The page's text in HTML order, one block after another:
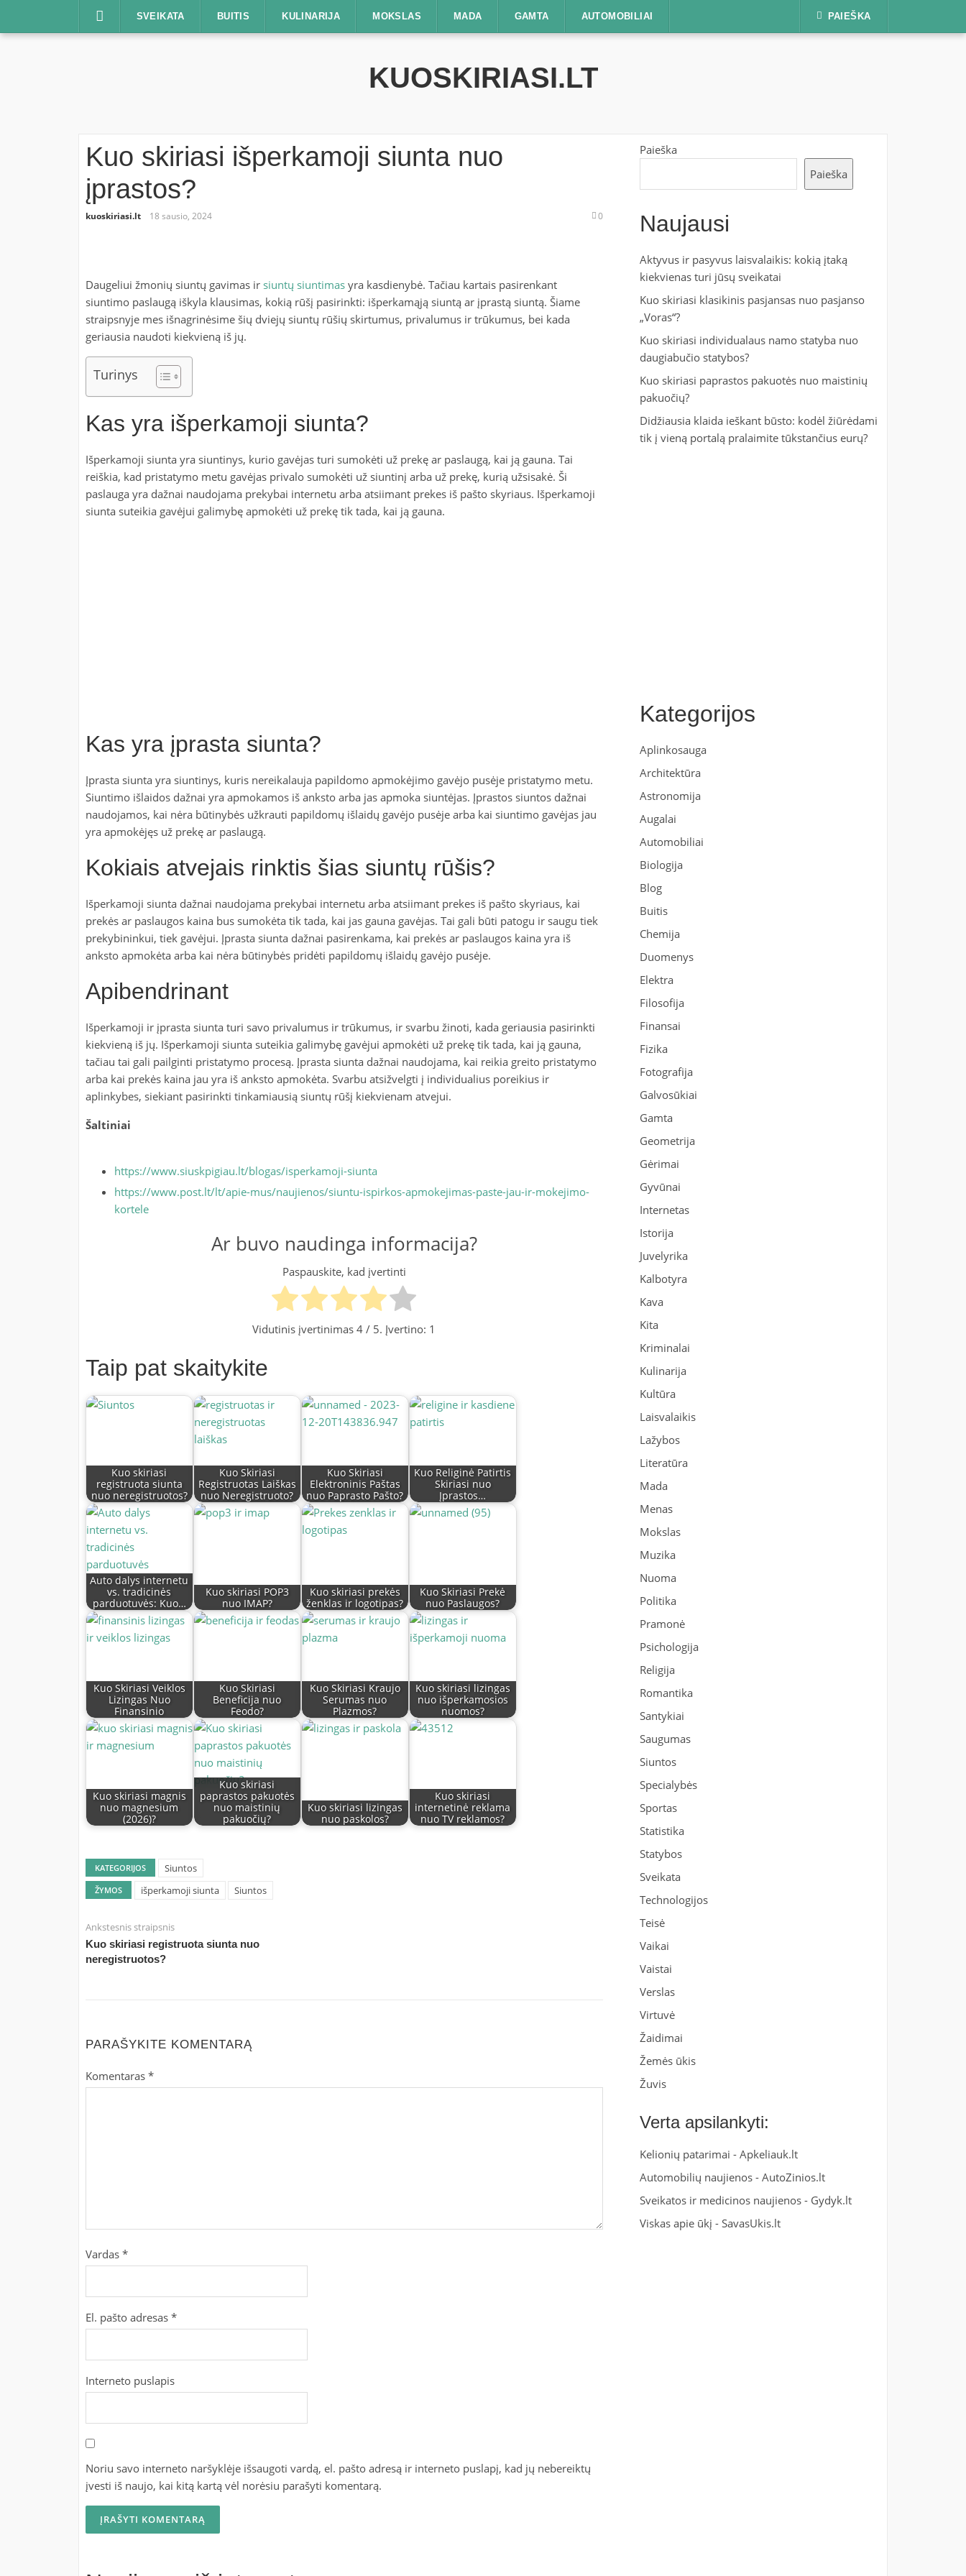
SVEIKATA BUITIS KULINARIJA MOKSLAS MADA GAMTA AUTOMOBILIAI PAIEŠKA
KUOSKIRIASI.LT
Kuo skiriasi išperkamoji siunta nuo
įprastos?
kuoskiriasi.lt 18 sausio, 2024 0
Daugeliui žmonių siuntų gavimas ir siuntų siuntimasyra kasdienybė. Tačiau kartais pasirenkant
siuntimo paslaugą iškyla klausimas, kokią rūšį pasirinkti: išperkamąją siuntą ar įprastą siuntą. Šiame
straipsnyje mes išnagrinėsime šių dviejų siuntų rūšių skirtumus, privalumus ir trūkumus, bei kada
geriausia naudoti kiekvieną iš jų.
Turinys
Kas yra išperkamoji siunta?
Išperkamoji siunta yra siuntinys, kurio gavėjas turi sumokėti už prekę ar paslaugą, kai ją gauna. Tai
reiškia, kad pristatymo metu gavėjas privalo sumokėti už siuntinį arba už prekę, kurią užsisakė. Ši
paslauga yra dažnai naudojama prekybai internetu arba atsiimant prekes iš pašto skyriaus. Išperkamoji
siunta suteikia gavėjui galimybę apmokėti už prekę tik tada, kai ją gauna.
Kas yra įprasta siunta?
Įprasta siunta yra siuntinys, kuris nereikalauja papildomo apmokėjimo gavėjo pusėje pristatymo metu.
Siuntimo išlaidos dažnai yra apmokamos iš anksto arba jas apmoka siuntėjas. Įprastos siuntos dažnai
naudojamos, kai nėra būtinybės užkrauti papildomų išlaidų gavėjo pusėje arba kai siuntimo gavėjas jau
yra apmokėjęs už prekę ar paslaugą.
Kokiais atvejais rinktis šias siuntų rūšis?
Išperkamoji siunta dažnai naudojama prekybai internetu arba atsiimant prekes iš pašto skyriaus, kai
prekės ar paslaugos kaina bus sumokėta tik tada, kai jas gauna gavėjas. Tai gali būti patogu ir saugu tiek
prekybininkui, tiek gavėjui. Įprasta siunta dažnai pasirenkama, kai prekės ar paslaugos kaina yra iš
anksto apmokėta arba kai nėra būtinybės pridėti papildomų išlaidų gavėjo pusėje.
Apibendrinant
Išperkamoji ir įprasta siunta turi savo privalumus ir trūkumus, ir svarbu žinoti, kada geriausia pasirinkti
kiekvieną iš jų. Išperkamoji siunta suteikia galimybę gavėjui apmokėti už prekę tik tada, kai ją gauna,
tačiau tai gali pailginti pristatymo procesą. Įprasta siunta dažnai naudojama, kai reikia greito pristatymo
arba kai prekės kaina jau yra iš anksto apmokėta. Svarbu atsižvelgti į individualius poreikius ir
aplinkybes, siekiant pasirinkti tinkamiausią siuntų rūšį kiekvienam atvejui.
Šaltiniai
https://www.siuskpigiau.lt/blogas/isperkamoji-siunta
https://www.post.lt/lt/apie-mus/naujienos/siuntu-ispirkos-apmokejimas-paste-jau-ir-mokejimo-
kortele
Ar buvo naudinga informacija?
Paspauskite, kad įvertinti
Vidutinis įvertinimas4 / 5. Įvertino: 1
Taip pat skaitykite
Kuo skiriasi
registruota siunta
nuo neregistruotos?
Kuo Skiriasi
Registruotas Laiškas
nuo Neregistruoto?
Kuo Skiriasi
Elektroninis Paštas
nuo Paprasto Pašto?
Kuo Religinė Patirtis
Skiriasi nuo
Įprastos…
Auto dalys internetu
vs. tradicinės
parduotuvės: Kuo…
Kuo skiriasi POP3
nuo IMAP?
Kuo skiriasi prekės
ženklas ir logotipas?
Kuo Skiriasi Prekė
nuo Paslaugos?
Kuo Skiriasi Veiklos
Lizingas Nuo
Finansinio
Kuo Skiriasi
Beneficija nuo
Feodo?
Kuo Skiriasi Kraujo
Serumas nuo
Plazmos?
Kuo skiriasi lizingas
nuo išperkamosios
nuomos?
Kuo skiriasi magnis
nuo magnesium
(2026)?
Kuo skiriasi
paprastos pakuotės
nuo maistinių
pakuočių?
Kuo skiriasi lizingas
nuo paskolos?
Kuo skiriasi
internetinė reklama
nuo TV reklamos?
KATEGORIJOS Siuntos
ŽYMOS išperkamoji siunta Siuntos
Ankstesnis straipsnis
Kuo skiriasi registruota siunta nuo
neregistruotos?
PARAŠYKITE KOMENTARĄ
Komentaras *
Vardas *
El. pašto adresas *
Interneto puslapis
Noriu savo interneto naršyklėje išsaugoti vardą, el. pašto adresą ir interneto puslapį, kad jų nebereiktų
įvesti iš naujo, kai kitą kartą vėl norėsiu parašyti komentarą.
Paieška
Paieška
Naujausi
Aktyvus ir pasyvus laisvalaikis: kokią įtaką
kiekvienas turi jūsų sveikatai
Kuo skiriasi klasikinis pasjansas nuo pasjanso
„Voras“?
Kuo skiriasi individualaus namo statyba nuo
daugiabučio statybos?
Kuo skiriasi paprastos pakuotės nuo maistinių
pakuočių?
Didžiausia klaida ieškant būsto: kodėl žiūrėdami
tik į vieną portalą pralaimite tūkstančius eurų?
Kategorijos
Aplinkosauga
Architektūra
Astronomija
Augalai
Automobiliai
Biologija
Blog
Buitis
Chemija
Duomenys
Elektra
Filosofija
Finansai
Fizika
Fotografija
Galvosūkiai
Gamta
Geometrija
Gėrimai
Gyvūnai
Internetas
Istorija
Juvelyrika
Kalbotyra
Kava
Kita
Kriminalai
Kulinarija
Kultūra
Laisvalaikis
Lažybos
Literatūra
Mada
Menas
Mokslas
Muzika
Nuoma
Politika
Pramonė
Psichologija
Religija
Romantika
Santykiai
Saugumas
Siuntos
Specialybės
Sportas
Statistika
Statybos
Sveikata
Technologijos
Teisė
Vaikai
Vaistai
Verslas
Virtuvė
Žaidimai
Žemės ūkis
Žuvis
Verta apsilankyti:
Kelionių patarimai -Apkeliauk.lt
Automobilių naujienos -AutoZinios.lt
Sveikatos ir medicinos naujienos - Gydyk.lt
Viskas apie ūkį -SavasUkis.lt